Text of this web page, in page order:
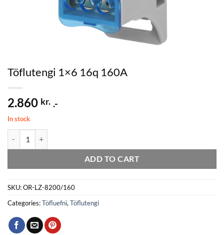
Töflutengi 1×6 16q 160A
2.860 kr. .-
In stock
ADD TO CART
SKU:OR-LZ-8200/160
Categories:Töfluefni, Töflutengi